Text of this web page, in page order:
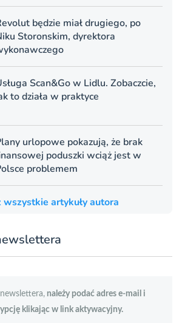
będzie miał drugiego, po
Storonskim, dyrektora
Scan&Go w Lidlu. Zobaczcie,
to działa w praktyce
urlopowe pokazują, że brak
poduszki wciąż jest w
problemem
wszystkie artykuły autora
należy podać adres e-mail i
klikając w link aktywacyjny.